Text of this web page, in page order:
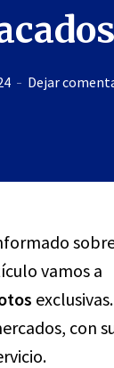
Dejar
vamos a
exclusivas.
con